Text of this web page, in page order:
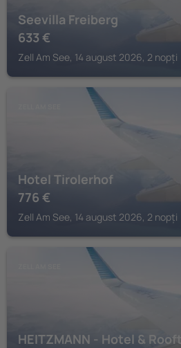
Seevilla Freiberg
633 €
Zell Am See, 14 august 2026, 2 nopți
Hotel Tirolerhof
776 €
Zell Am See, 14 august 2026, 2 nopți
HEITZMANN - Hotel &